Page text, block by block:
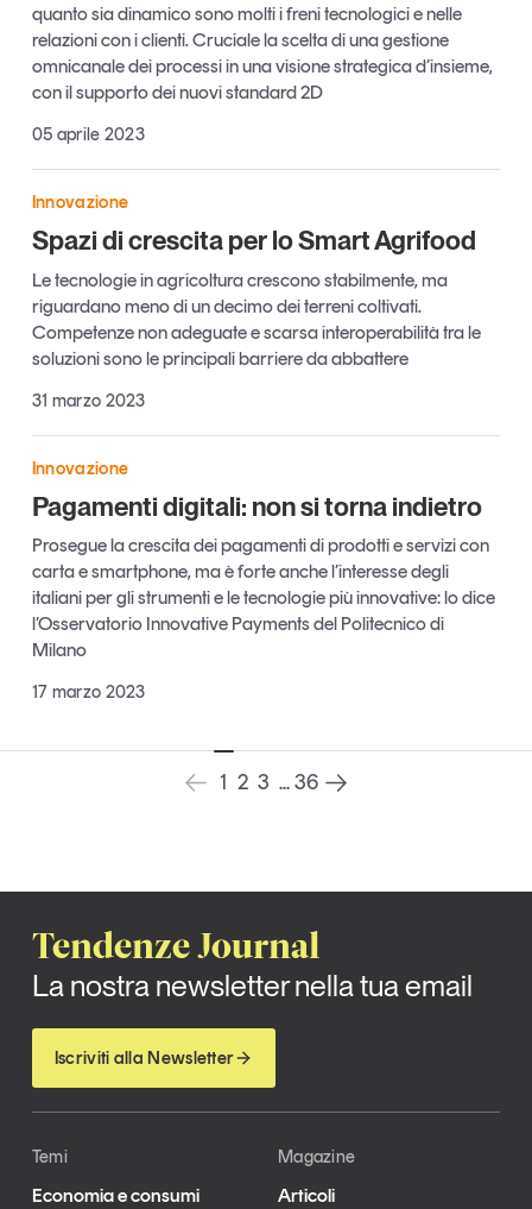
GS1 Italy GS1 Italy GS1 Italy
Tendenze
GS1 Italy
quanto sia dinamico sono molti i freni tecnologici e nelle
relazioni con i clienti. Cruciale la scelta di una gestione
omnicanale dei processi in una visione strategica d’insieme,
con il supporto dei nuovi standard 2D
05 aprile 2023
Innovazione
Spazi di crescita per lo Smart Agrifood
Le tecnologie in agricoltura crescono stabilmente, ma
riguardano meno di un decimo dei terreni coltivati.
Competenze non adeguate e scarsa interoperabilità tra le
soluzioni sono le principali barriere da abbattere
31 marzo 2023
Innovazione
Pagamenti digitali: non si torna indietro
Prosegue la crescita dei pagamenti di prodotti e servizi con
carta e smartphone, ma è forte anche l’interesse degli
italiani per gli strumenti e le tecnologie più innovative: lo dice
l’Osservatorio Innovative Payments del Politecnico di
Milano
17 marzo 2023
1 2 3 ...36
Tendenze Journal
La nostra newsletter nella tua email
Iscriviti alla Newsletter
Temi
Economia e consumi
Magazine
Articoli